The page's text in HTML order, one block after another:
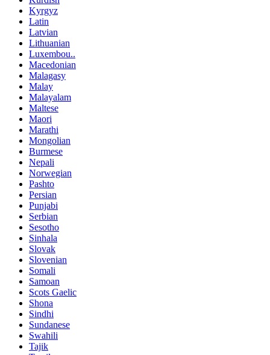
Kyrgyz
Latin
Latvian
Lithuanian
Luxembou..
Macedonian
Malagasy
Malay
Malayalam
Maltese
Maori
Marathi
Mongolian
Burmese
Nepali
Norwegian
Pashto
Persian
Punjabi
Serbian
Sesotho
Sinhala
Slovak
Slovenian
Somali
Samoan
Scots Gaelic
Shona
Sindhi
Sundanese
Swahili
Tajik